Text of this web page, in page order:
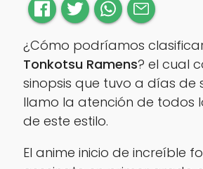
¿Cómo podríamos
Tonkotsu Ramens? el cual
sinopsis que tuvo a días de
llamo la atención de todos
de este estilo.
El anime inicio de increíble